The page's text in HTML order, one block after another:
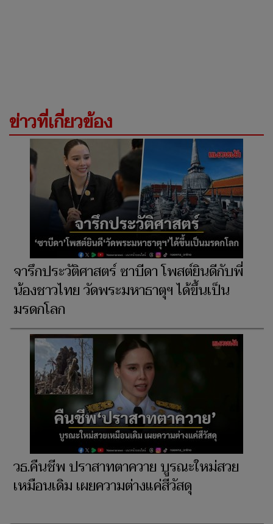
ข่าวที่เกี่ยวข้อง
จารึกประวัติศาสตร์ ซาบีดา โพสต์ยินดีกับพี่
น้องชาวไทย วัดพระมหาธาตุฯ ได้ขึ้นเป็น
มรดกโลก
วธ.คืนชีพ ปราสาทตาควาย บูรณะใหม่สวย
เหมือนเดิม เผยความต่างแค่สีวัสดุ